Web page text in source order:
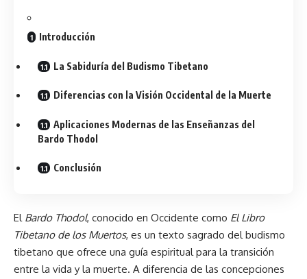
Introducción
La Sabiduría del Budismo Tibetano
Diferencias con la Visión Occidental de la Muerte
Aplicaciones Modernas de las Enseñanzas del
Bardo Thodol
Conclusión
El Bardo Thodol, conocido en Occidente como El Libro
Tibetano de los Muertos, es un texto sagrado del budismo
tibetano que ofrece una guía espiritual para la transición
entre la vida y la muerte. A diferencia de las concepciones